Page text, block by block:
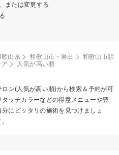
または変更する
歌山県 和歌山市・岩出
和歌山市駅
人気が高い順
ロン(人気が高い順)から検索＆予約が可
ッチカラーなどの得意メニューや豊
にピッタリの施術を見つけましょ